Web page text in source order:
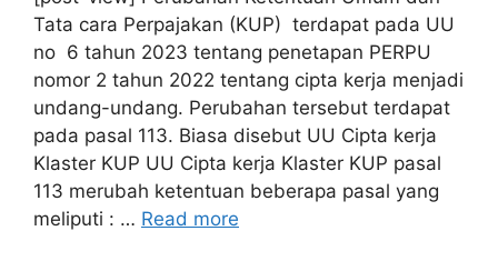
Tata cara Perpajakan (KUP) terdapat pada UU
no 6 tahun 2023 tentang penetapan PERPU
nomor 2 tahun 2022 tentang cipta kerja menjadi
undang-undang. Perubahan tersebut terdapat
pada pasal 113. Biasa disebut UU Cipta kerja
Klaster KUP UU Cipta kerja Klaster KUP pasal
113 merubah ketentuan beberapa pasal yang
meliputi : … Read more